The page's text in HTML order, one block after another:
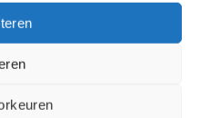
antidiefstalslot, en
van 4, 4,5 en 5
toegang, ook vanuit de